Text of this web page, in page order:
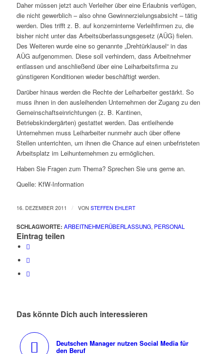
Daher müssen jetzt auch Verleiher über eine Erlaubnis verfügen,
die nicht gewerblich – also ohne Gewinnerzielungsabsicht – tätig
werden. Dies trifft z. B. auf konzerninterne Verleihfirmen zu, die
bisher nicht unter das Arbeitsüberlassungsgesetz (AÜG) fielen.
Des Weiteren wurde eine so genannte „Drehtürklausel“ in das
AÜG aufgenommen. Diese soll verhindern, dass Arbeitnehmer
entlassen und anschließend über eine Leiharbeitsfirma zu
günstigeren Konditionen wieder beschäftigt werden.
Darüber hinaus werden die Rechte der Leiharbeiter gestärkt. So
muss ihnen in den ausleihenden Unternehmen der Zugang zu den
Gemeinschaftseinrichtungen (z. B. Kantinen,
Betriebskindergärten) gestattet werden. Das entleihende
Unternehmen muss Leiharbeiter nunmehr auch über offene
Stellen unterrichten, um ihnen die Chance auf einen unbefristeten
Arbeitsplatz im Leihunternehmen zu ermöglichen.
Haben Sie Fragen zum Thema? Sprechen Sie uns gerne an.
Quelle: KfW-Information
16. DEZEMBER 2011 / VON STEFFEN EHLERT
SCHLAGWORTE: ARBEITNEHMERÜBERLASSUNG, PERSONAL
Eintrag teilen
Das könnte Dich auch interessieren
Deutschen Manager nutzen Social Media für
den Beruf